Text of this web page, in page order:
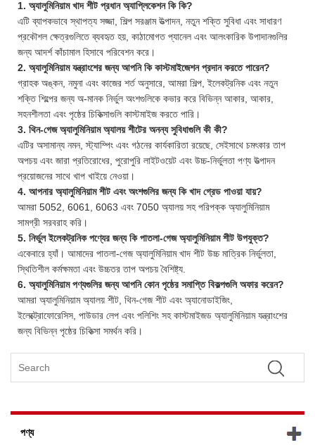
1. অ্যালুমিনিয়াম খাদ শীট প্রধান অ্যাপ্লিকেশন কি কি?
এটি ব্যাপকভাবে স্থাপত্য সজ্জা, শিল্প সরঞ্জাম উত্পাদন, নতুন শক্তি সুবিধা এবং সাধারণ
প্রকৌশল ক্ষেত্রগুলিতে ব্যবহৃত হয়, কাঠামোগত প্যানেল এবং আলংকারিক উপাদানগুলির
জন্য আদর্শ কাঁচামাল হিসাবে পরিবেশন করে।
2. অ্যালুমিনিয়াম যন্ত্রাংশের জন্য আপনি কি কাস্টমাইজেশন প্রদান করতে পারেন?
গ্রাহক অঙ্কন, নমুনা এবং কাজের শর্ত অনুসারে, আমরা শিল্প, ইলেকট্রনিক এবং নতুন
শক্তি শিল্পের জন্য অ-মানক নির্ভুল অংশগুলিকে কভার করে বিভিন্ন আকার, আকার,
সহনশীলতা এবং পৃষ্ঠের চিকিত্সাগুলি কাস্টমাইজ করতে পারি।
3. থিন-গেজ অ্যালুমিনিয়াম অ্যালয় শীটের অনন্য সুবিধাগুলি কী কী?
এটির অসামান্য নমন, স্ট্যাম্পিং এবং গঠনের কার্যকারিতা রয়েছে, সেইসাথে চমৎকার তাপ
অপচয় এবং জারা প্রতিরোধের, পুরোপুরি লাইটওয়েট এবং উচ্চ-নির্ভুলতা পণ্য উত্পাদন
প্রয়োজনের সাথে খাপ খাইয়ে নেওয়া।
4. আপনার অ্যালুমিনিয়াম শীট এবং অংশগুলির জন্য কি খাদ গ্রেড পাওয়া যায়?
আমরা 5052, 6061, 6063 এবং 7050 অ্যালয় সহ পরিপক্ক অ্যালুমিনিয়াম
সামগ্রী সরবরাহ করি।
5. নির্ভুল ইলেকট্রনিক পণ্যের জন্য কি পাতলা-গেজ অ্যালুমিনিয়াম শীট উপযুক্ত?
একেবারে হ্যাঁ। আমাদের পাতলা-গেজ অ্যালুমিনিয়াম খাদ শীট উচ্চ মাত্রিক নির্ভুলতা,
স্থিতিশীল কর্মক্ষমতা এবং উচ্চতর তাপ অপচয় বৈশিষ্ট্য.
6. অ্যালুমিনিয়াম পণ্যগুলির জন্য আপনি কোন পৃষ্ঠের সমাপ্তি বিকল্পগুলি অফার করেন?
আমরা অ্যালুমিনিয়াম অ্যালয় শীট, থিন-গেজ শীট এবং অ্যানোডাইজিং,
ইলেক্ট্রোফোরেসিস, পাউডার লেপ এবং পলিশিং সহ কাস্টমাইজড অ্যালুমিনিয়াম যন্ত্রাংশের
জন্য বিভিন্ন পৃষ্ঠের চিকিত্সা সমর্থন করি।
পণ্য